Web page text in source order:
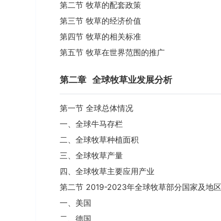
第二节 牧草的配套政策
第三节 牧草的经济价值
第四节 牧草的相关标准
第五节 牧草在世界范围的推广
第二章 全球牧草业发展分析
第一节 全球总体情况
一、全球牛马存栏
二、全球牧草种植面积
三、全球牧草产量
四、全球牧草主要应用产业
第二节 2019-2023年全球牧草部分国家及地
一、美国
二、德国